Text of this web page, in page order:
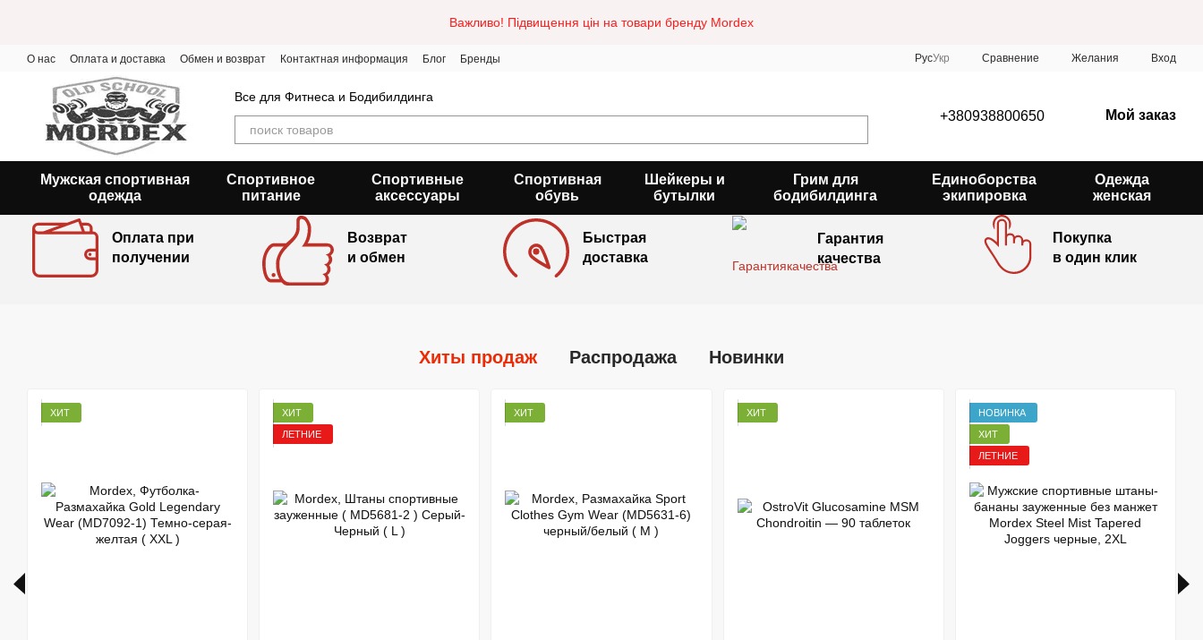
Важливо! Підвищення цін на товари бренду Mordex
О нас Оплата и доставка Обмен и возврат Контактная информация Блог Бренды РусУкр Сравнение Желания Вход
Все для Фитнеса и Бодибилдинга
+380938800650 Мой заказ
Мужская спортивная
одежда
Спортивное
питание
Спортивные
аксессуары
Спортивная
обувь
Шейкеры и
бутылки
Грим для
бодибилдинга
Единоборства
экипировка
Одежда
женская
Оплата при
получении
Возврат
и обмен
Быстрая
доставка
Гарантия
качества
Покупка
в один клик
Хиты продаж Распродажа Новинки
ХИТ
ХИТ
ЛЕТНИЕ
ХИТ ХИТ
НОВИНКА
ХИТ
ЛЕТНИЕ